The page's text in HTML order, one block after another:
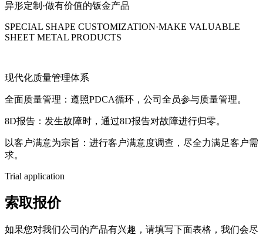
异形定制·做有价值的钣金产品
SPECIAL SHAPE CUSTOMIZATION·MAKE VALUABLE
SHEET METAL PRODUCTS
现代化质量管理体系
全面质量管理：遵照PDCA循环，公司全员参与质量管理。
8D报告：发生故障时，通过8D报告对故障进行归零。
以客户满意为宗旨：进行客户满意度调查，尽全力满足客户需
求。
Trial application
索取报价
如果您对我们公司的产品有兴趣，请填写下面表格，我们会尽